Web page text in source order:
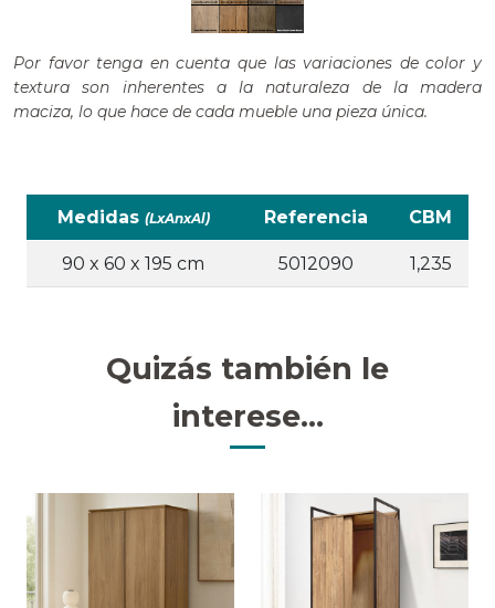
Por favor tenga en cuenta que las variaciones de color y
textura son inherentes a la naturaleza de la madera
maciza, lo que hace de cada mueble una pieza única.
Medidas (LxAnxAl) Referencia CBM
90 x 60 x 195 cm 5012090 1,235
Quizás también le
interese...